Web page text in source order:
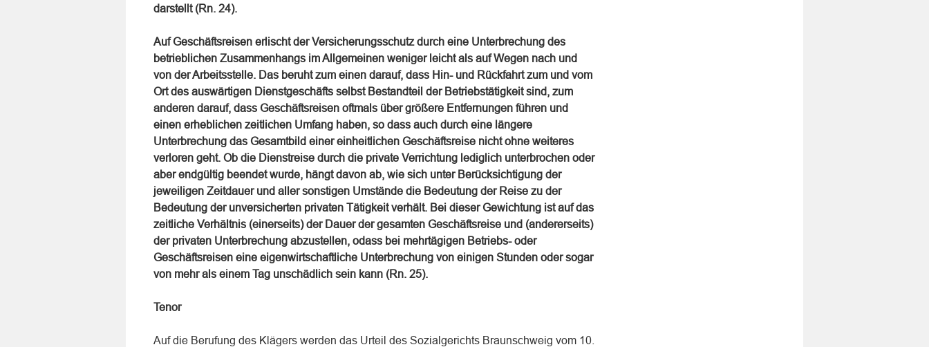
darstellt (Rn. 24).
Auf Geschäftsreisen erlischt der Versicherungsschutz durch eine Unterbrechung des
betrieblichen Zusammenhangs im Allgemeinen weniger leicht als auf Wegen nach und
von der Arbeitsstelle. Das beruht zum einen darauf, dass Hin- und Rückfahrt zum und vom
Ort des auswärtigen Dienstgeschäfts selbst Bestandteil der Betriebstätigkeit sind, zum
anderen darauf, dass Geschäftsreisen oftmals über größere Entfernungen führen und
einen erheblichen zeitlichen Umfang haben, so dass auch durch eine längere
Unterbrechung das Gesamtbild einer einheitlichen Geschäftsreise nicht ohne weiteres
verloren geht. Ob die Dienstreise durch die private Verrichtung lediglich unterbrochen oder
aber endgültig beendet wurde, hängt davon ab, wie sich unter Berücksichtigung der
jeweiligen Zeitdauer und aller sonstigen Umstände die Bedeutung der Reise zu der
Bedeutung der unversicherten privaten Tätigkeit verhält. Bei dieser Gewichtung ist auf das
zeitliche Verhältnis (einerseits) der Dauer der gesamten Geschäftsreise und (andererseits)
der privaten Unterbrechung abzustellen, odass bei mehrtägigen Betriebs- oder
Geschäftsreisen eine eigenwirtschaftliche Unterbrechung von einigen Stunden oder sogar
von mehr als einem Tag unschädlich sein kann (Rn. 25).
Tenor
Auf die Berufung des Klägers werden das Urteil des Sozialgerichts Braunschweig vom 10.